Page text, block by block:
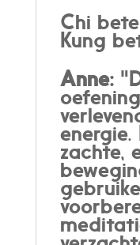
Chi
Kung
Anne:
zachte,